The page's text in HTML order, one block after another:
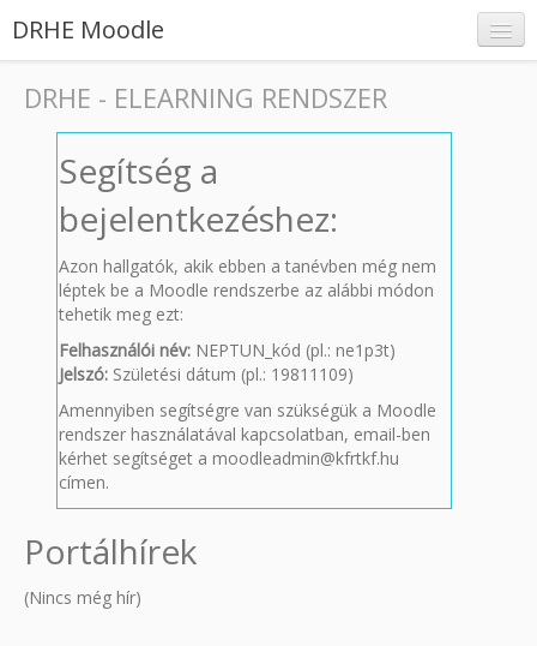
DRHE Moodle
Belépés
DRHE - ELEARNING RENDSZER
Segítség a
bejelentkezéshez:
Azon hallgatók, akik ebben a tanévben még nem
léptek be a Moodle rendszerbe az alábbi módon
tehetik meg ezt:
Felhasználói név: NEPTUN_kód (pl.: ne1p3t)
Jelszó: Születési dátum (pl.: 19811109)
Amennyiben segítségre van szükségük a Moodle
rendszer használatával kapcsolatban, email-ben
kérhet segítséget a moodleadmin@kfrtkf.hu
címen.
Portálhírek
(Nincs még hír)